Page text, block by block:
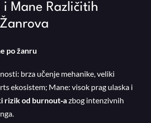
i Mane Različitih
po žanru
brza učenje mehanike, veliki
ekosistem; Mane: visok prag ulaska i
rizik od burnout‑azbog intenzivnih